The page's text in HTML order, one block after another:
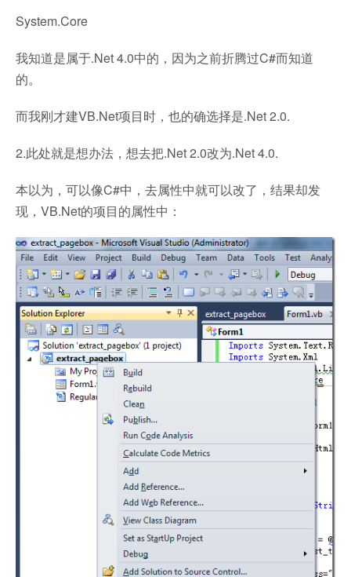
System.Core
我知道是属于.Net 4.0中的，因为之前折腾过C#而知道
的。
而我刚才建VB.Net项目时，也的确选择是.Net 2.0.
2.此处就是想办法，想去把.Net 2.0改为.Net 4.0.
本以为，可以像C#中，去属性中就可以改了，结果却发
现，VB.Net的项目的属性中：